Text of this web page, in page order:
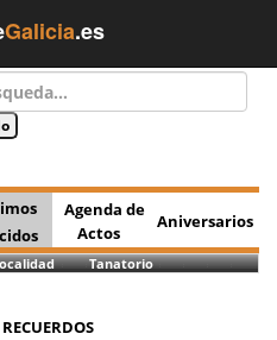
Galicia.es
Agenda de
Actos
Aniversarios
Tanatorio